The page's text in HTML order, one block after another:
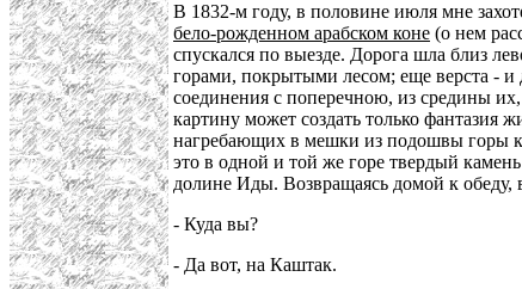
В 1832-м году, в половине июля мне
бело-рожденном арабском коне (о нем
спускался по выезде. Дорога шла близ
горами, покрытыми лесом; еще верста -
соединения с поперечною, из средины
картину может создать только фантазия
нагребающих в мешки из подошвы горы
это в одной и той же горе твердый
долине Иды. Возвращаясь домой к обеду,
- Куда вы?
- Да вот, на Каштак.